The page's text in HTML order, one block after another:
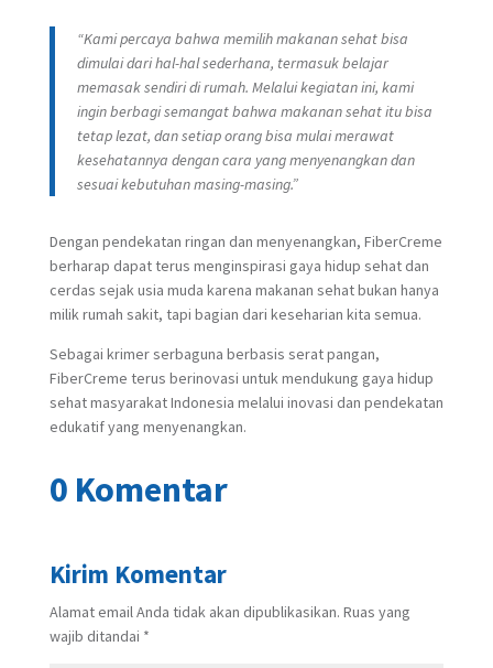
“Kami percaya bahwa memilih makanan sehat bisa
dimulai dari hal-hal sederhana, termasuk belajar
memasak sendiri di rumah. Melalui kegiatan ini, kami
ingin berbagi semangat bahwa makanan sehat itu bisa
tetap lezat, dan setiap orang bisa mulai merawat
kesehatannya dengan cara yang menyenangkan dan
sesuai kebutuhan masing-masing.”
Dengan pendekatan ringan dan menyenangkan, FiberCreme
berharap dapat terus menginspirasi gaya hidup sehat dan
cerdas sejak usia muda karena makanan sehat bukan hanya
milik rumah sakit, tapi bagian dari keseharian kita semua.
Sebagai krimer serbaguna berbasis serat pangan,
FiberCreme terus berinovasi untuk mendukung gaya hidup
sehat masyarakat Indonesia melalui inovasi dan pendekatan
edukatif yang menyenangkan.
0 Komentar
Kirim Komentar
Alamat email Anda tidak akan dipublikasikan. Ruas yang
wajib ditandai *